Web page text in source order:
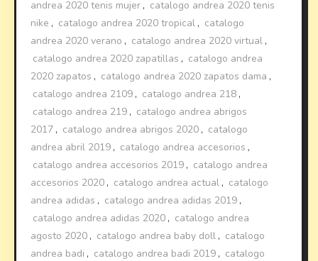
andrea 2020 tenis mujer , catalogo andrea 2020 tenis
nike , catalogo andrea 2020 tropical , catalogo
andrea 2020 verano , catalogo andrea 2020 virtual ,
catalogo andrea 2020 zapatillas , catalogo andrea
2020 zapatos , catalogo andrea 2020 zapatos dama ,
catalogo andrea 2109 , catalogo andrea 218 ,
catalogo andrea 219 , catalogo andrea abrigos
2017 , catalogo andrea abrigos 2020 , catalogo
andrea abril 2019 , catalogo andrea accesorios ,
catalogo andrea accesorios 2019 , catalogo andrea
accesorios 2020 , catalogo andrea actual , catalogo
andrea adidas , catalogo andrea adidas 2019 ,
catalogo andrea adidas 2020 , catalogo andrea
agosto 2020 , catalogo andrea baby doll , catalogo
andrea badi , catalogo andrea badi 2019 , catalogo